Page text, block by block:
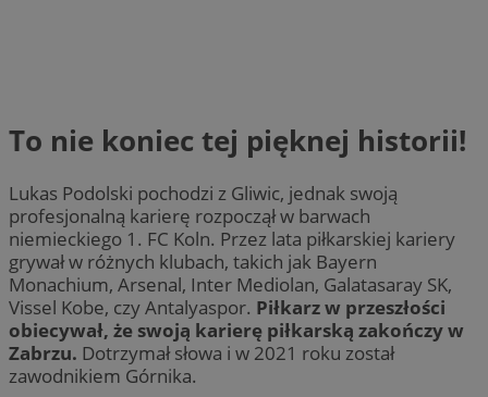
To nie koniec tej pięknej historii!
Lukas Podolski pochodzi z Gliwic, jednak swoją
profesjonalną karierę rozpoczął w barwach
niemieckiego 1. FC Koln. Przez lata piłkarskiej kariery
grywał w różnych klubach, takich jak Bayern
Monachium, Arsenal, Inter Mediolan, Galatasaray SK,
Vissel Kobe, czy Antalyaspor. Piłkarz w przeszłości
obiecywał, że swoją karierę piłkarską zakończy w
Zabrzu. Dotrzymał słowa i w 2021 roku został
zawodnikiem Górnika.